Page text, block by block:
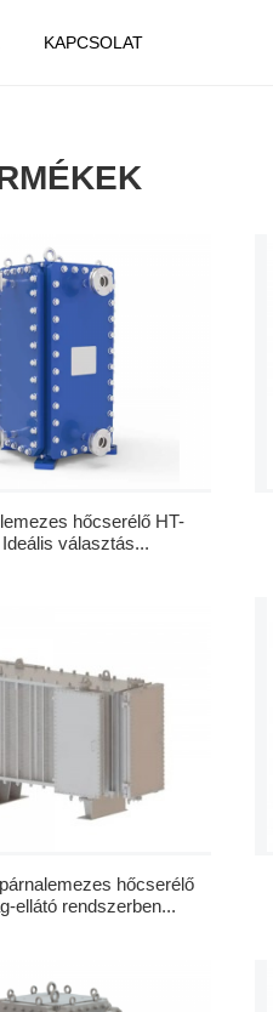
KAPCSOLAT
hőcserélő HT-
választás...
hőcserélő
ellátó rendszerben...